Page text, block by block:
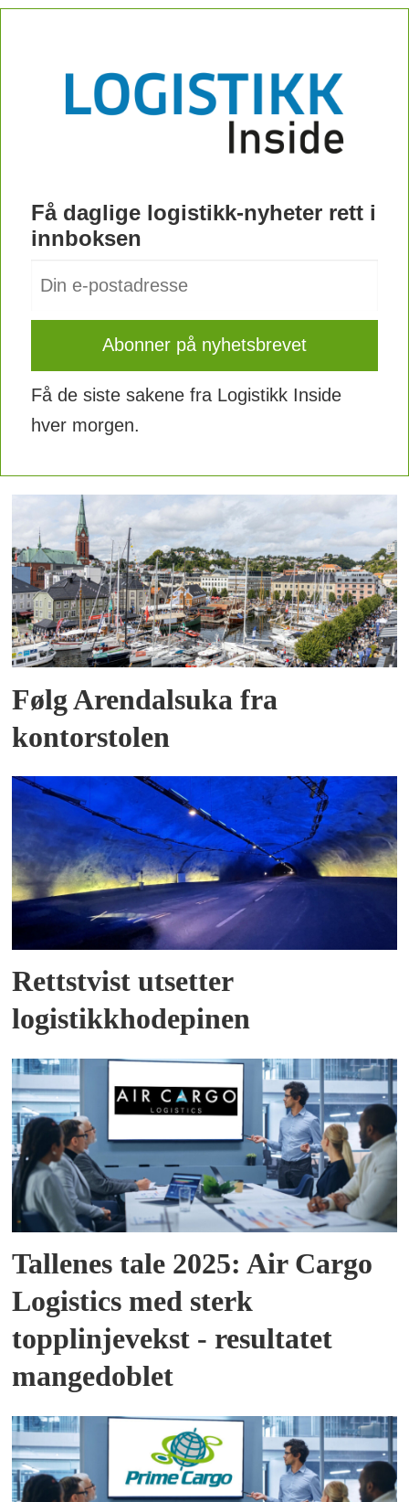
Få daglige logistikk-nyheter rett i
innboksen
Få de siste sakene fra Logistikk Inside
hver morgen.
Følg Arendalsuka fra
kontorstolen
Rettstvist utsetter
logistikkhodepinen
Tallenes tale 2025: Air Cargo
Logistics med sterk
topplinjevekst - resultatet
mangedoblet